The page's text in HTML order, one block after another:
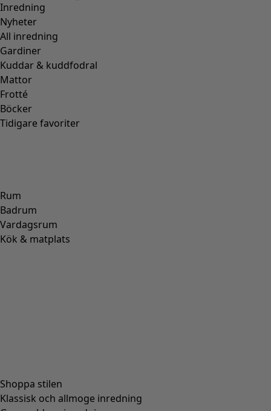
Inredning
Nyheter
All inredning
Gardiner
Kuddar & kuddfodral
Mattor
Frotté
Böcker
Tidigare favoriter
Rum
Badrum
Vardagsrum
Kök & matplats
Shoppa stilen
Klassisk och allmoge inredning